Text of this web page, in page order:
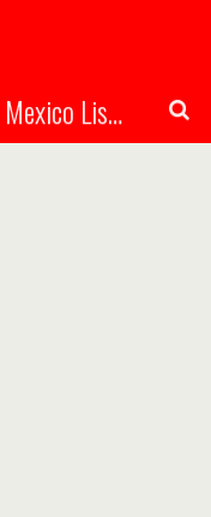
Mexico Listings - Search Mexico Listings Online